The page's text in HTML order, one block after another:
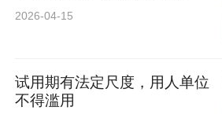
2026-04-15
试用期有法定尺度，用人单位
不得滥用